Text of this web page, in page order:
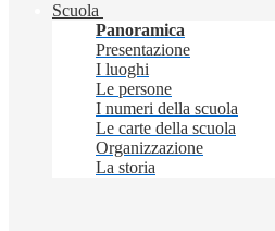
Scuola
Panoramica
Presentazione
I luoghi
Le persone
I numeri della scuola
Le carte della scuola
Organizzazione
La storia